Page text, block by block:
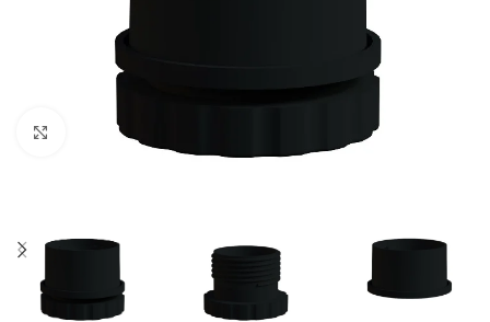
Büyütmek için tıklayınız